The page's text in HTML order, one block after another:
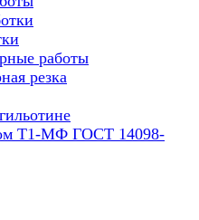
работы
резка
Т1-МФ ГОСТ 14098-